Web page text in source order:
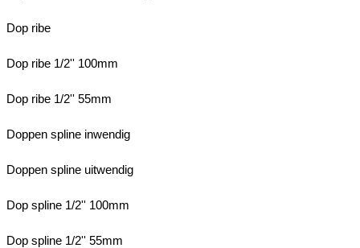
Dop ribe
Dop ribe 1/2'' 100mm
Dop ribe 1/2'' 55mm
Doppen spline inwendig
Doppen spline uitwendig
Dop spline 1/2'' 100mm
Dop spline 1/2'' 55mm